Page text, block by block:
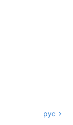
рус